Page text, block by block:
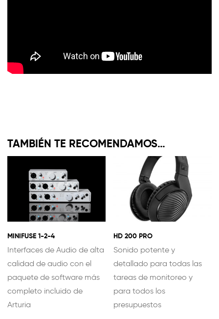
TAMBIÉN TE RECOMENDAMOS…
MINIFUSE 1-2-4
Interfaces de Audio de alta
calidad de audio con el
paquete de software más
completo incluido de
Arturia
HD 200 PRO
Sonido potente y
detallado para todas las
tareas de monitoreo y
para todos los
presupuestos